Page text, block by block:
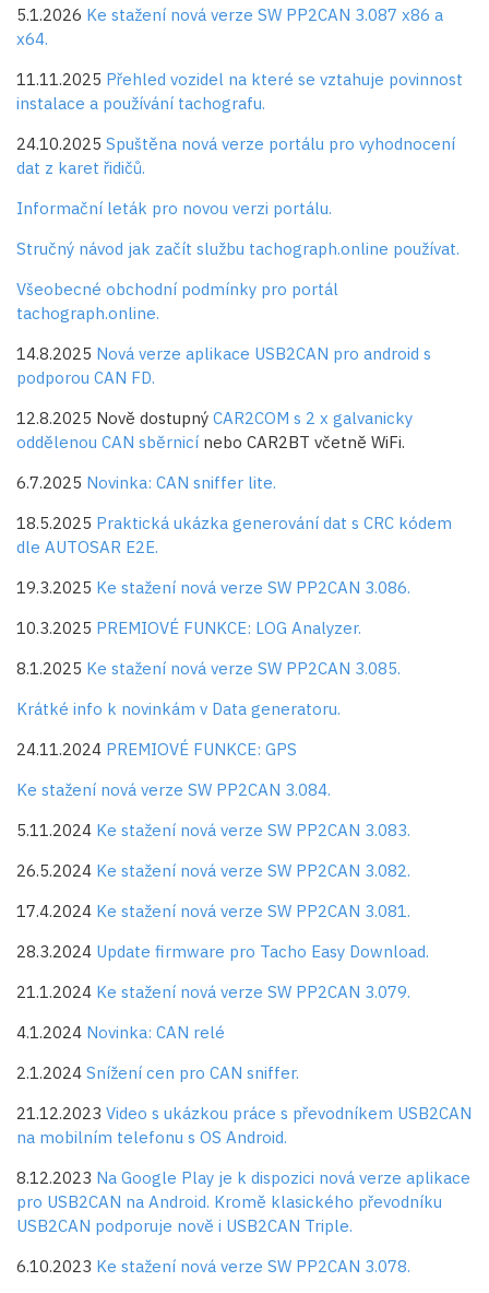
5.1.2026 Ke stažení nová verze SW PP2CAN 3.087 x86 a
x64.
11.11.2025 Přehled vozidel na které se vztahuje povinnost
instalace a používání tachografu.
24.10.2025 Spuštěna nová verze portálu pro vyhodnocení
dat z karet řidičů.
Informační leták pro novou verzi portálu.
Stručný návod jak začít službu tachograph.online používat.
Všeobecné obchodní podmínky pro portál
tachograph.online.
14.8.2025 Nová verze aplikace USB2CAN pro android s
podporou CAN FD.
12.8.2025 Nově dostupný CAR2COM s 2 x galvanicky
oddělenou CAN sběrnicí nebo CAR2BT včetně WiFi.
6.7.2025 Novinka: CAN sniffer lite.
18.5.2025 Praktická ukázka generování dat s CRC kódem
dle AUTOSAR E2E.
19.3.2025 Ke stažení nová verze SW PP2CAN 3.086.
10.3.2025 PREMIOVÉ FUNKCE: LOG Analyzer.
8.1.2025 Ke stažení nová verze SW PP2CAN 3.085.
Krátké info k novinkám v Data generatoru.
24.11.2024 PREMIOVÉ FUNKCE: GPS
Ke stažení nová verze SW PP2CAN 3.084.
5.11.2024 Ke stažení nová verze SW PP2CAN 3.083.
26.5.2024 Ke stažení nová verze SW PP2CAN 3.082.
17.4.2024 Ke stažení nová verze SW PP2CAN 3.081.
28.3.2024 Update firmware pro Tacho Easy Download.
21.1.2024 Ke stažení nová verze SW PP2CAN 3.079.
4.1.2024 Novinka: CAN relé
2.1.2024 Snížení cen pro CAN sniffer.
21.12.2023 Video s ukázkou práce s převodníkem USB2CAN
na mobilním telefonu s OS Android.
8.12.2023 Na Google Play je k dispozici nová verze aplikace
pro USB2CAN na Android. Kromě klasického převodníku
USB2CAN podporuje nově i USB2CAN Triple.
6.10.2023 Ke stažení nová verze SW PP2CAN 3.078.